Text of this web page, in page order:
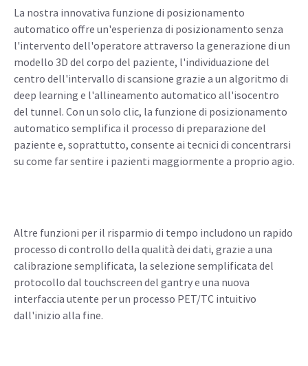
La nostra innovativa funzione di posizionamento
automatico offre un'esperienza di posizionamento senza
l'intervento dell'operatore attraverso la generazione di un
modello 3D del corpo del paziente, l'individuazione del
centro dell'intervallo di scansione grazie a un algoritmo di
deep learning e l'allineamento automatico all'isocentro
del tunnel. Con un solo clic, la funzione di posizionamento
automatico semplifica il processo di preparazione del
paziente e, soprattutto, consente ai tecnici di concentrarsi
su come far sentire i pazienti maggiormente a proprio agio.
Altre funzioni per il risparmio di tempo includono un rapido
processo di controllo della qualità dei dati, grazie a una
calibrazione semplificata, la selezione semplificata del
protocollo dal touchscreen del gantry e una nuova
interfaccia utente per un processo PET/TC intuitivo
dall'inizio alla fine.